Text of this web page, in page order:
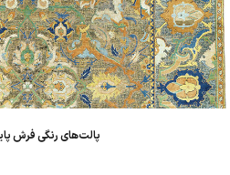
پالت‌های رنگی فرش